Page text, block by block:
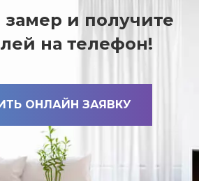
замер и получите
на телефон!
ОНЛАЙН ЗАЯВКУ